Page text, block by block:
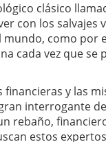
más rentable
España: por qué
16, 2026
los 463.628
cierran 2025 con
3, 2026
clásico
con los salvajes
como por
cada vez que se
y las
interrogante
rebaño,
estos